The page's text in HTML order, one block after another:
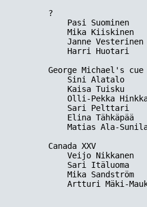
?
Pasi Suominen
Mika Kiiskinen
Janne Vesterinen
Harri Huotari
George Michael's
Sini Alatalo
Kaisa Tuisku
Olli-Pekka
Sari Pelttari
Elina Tähkäpää
Matias Ala-
Canada XXV
Veijo Nikkanen
Sari Itäluoma
Mika Sandström
Artturi Mäki-